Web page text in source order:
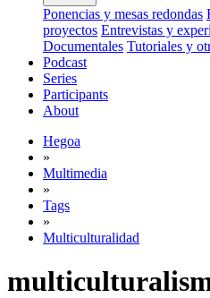
Ponencias y mesas redondas
proyectos Entrevistas y
Documentales Tutoriales y
Podcast
Series
Participants
About
Hegoa
»
Multimedia
»
Tags
»
Multiculturalidad